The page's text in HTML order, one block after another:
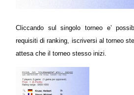
Cliccando sul singolo torneo e’
requisiti di ranking, iscriversi al torneo
attesa che il torneo stesso inizi.